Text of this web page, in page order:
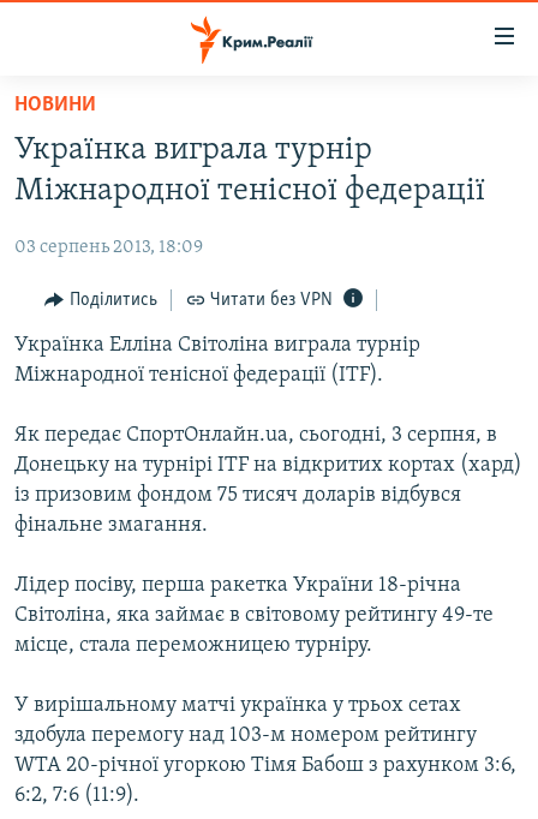
Перейти
основного
матеріалу
до
навігації
Перейти
до
ВОДА.КРИМ
ВІДЕО ТА ФОТО
ПОЛІТИКА
БЛОГИ
ПОГЛЯД
ІНТЕРВ'Ю
ВСЕ ЗА ДЕНЬ
СПЕЦПРОЕКТИ
ДЕПОРТАЦІЯ
СВІДЧЕННЯ ОКУПАЦІЇ
УКРАЇНСЬКА ПРОБЛЕМА КРИМУ
ЯК ОБІЙТИ БЛОКУВАННЯ
Русский
Qırımtatar
Усі сайти RFE/RL
НОВИНИ
Українка виграла турнір
Міжнародної тенісної федерації
03 серпень 2013, 18:09
Поділитись Читати без VPN
Українка Елліна Світоліна виграла турнір
Міжнародної тенісної федерації (ITF).
Як передає СпортОнлайн.ua, сьогодні, 3 серпня, в
Донецьку на турнірі ITF на відкритих кортах (хард)
із призовим фондом 75 тисяч доларів відбувся
фінальне змагання.
Лідер посіву, перша ракетка України 18-річна
Світоліна, яка займає в світовому рейтингу 49-те
місце, стала переможницею турніру.
У вирішальному матчі українка у трьох сетах
здобула перемогу над 103-м номером рейтингу
WTA 20-річної угоркою Тімя Бабош з рахунком 3:6,
6:2, 7:6 (11:9).